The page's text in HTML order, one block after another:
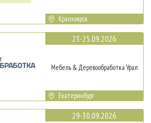
Красноярск
23-25.09.2026
Мебель & Деревообработка Урал
Екатеринбург
29-30.09.2026